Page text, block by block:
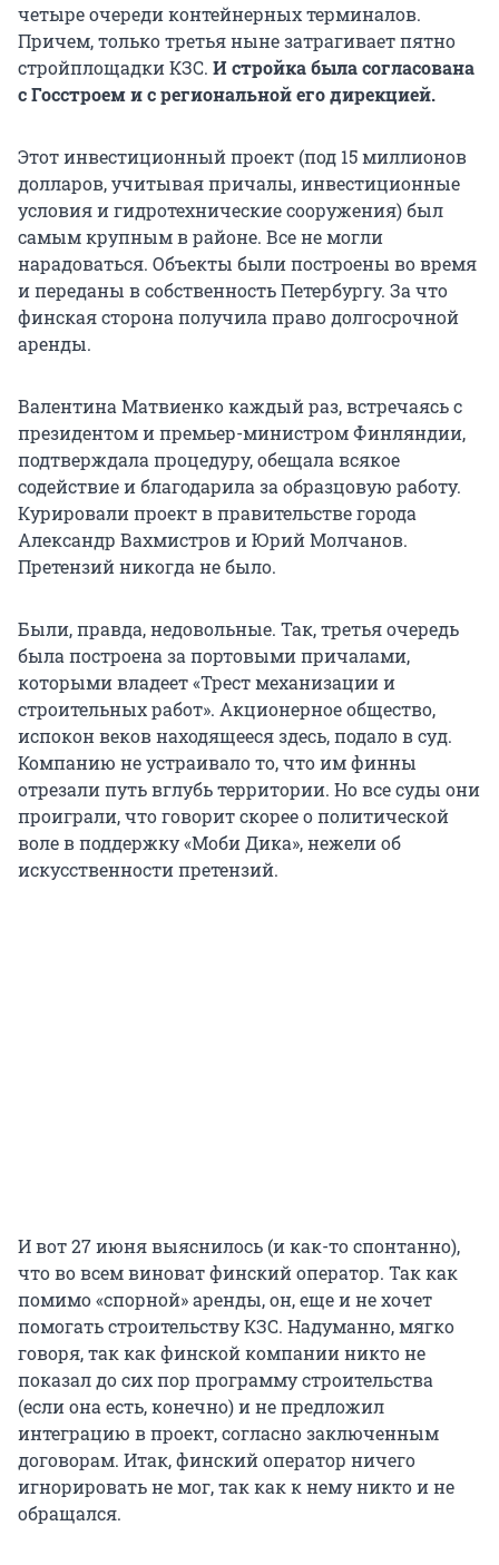
четыре очереди контейнерных терминалов.
Причем, только третья ныне затрагивает пятно
стройплощадки КЗС. И стройка была согласована
с Госстроем и с региональной его дирекцией.
Этот инвестиционный проект (под 15 миллионов
долларов, учитывая причалы, инвестиционные
условия и гидротехнические сооружения) был
самым крупным в районе. Все не могли
нарадоваться. Объекты были построены во время
и переданы в собственность Петербургу. За что
финская сторона получила право долгосрочной
аренды.
Валентина Матвиенко каждый раз, встречаясь с
президентом и премьер-министром Финляндии,
подтверждала процедуру, обещала всякое
содействие и благодарила за образцовую работу.
Курировали проект в правительстве города
Александр Вахмистров и Юрий Молчанов.
Претензий никогда не было.
Были, правда, недовольные. Так, третья очередь
была построена за портовыми причалами,
которыми владеет «Трест механизации и
строительных работ». Акционерное общество,
испокон веков находящееся здесь, подало в суд.
Компанию не устраивало то, что им финны
отрезали путь вглубь территории. Но все суды они
проиграли, что говорит скорее о политической
воле в поддержку «Моби Дика», нежели об
искусственности претензий.
И вот 27 июня выяснилось (и как-то спонтанно),
что во всем виноват финский оператор. Так как
помимо «спорной» аренды, он, еще и не хочет
помогать строительству КЗС. Надуманно, мягко
говоря, так как финской компании никто не
показал до сих пор программу строительства
(если она есть, конечно) и не предложил
интеграцию в проект, согласно заключенным
договорам. Итак, финский оператор ничего
игнорировать не мог, так как к нему никто и не
обращался.